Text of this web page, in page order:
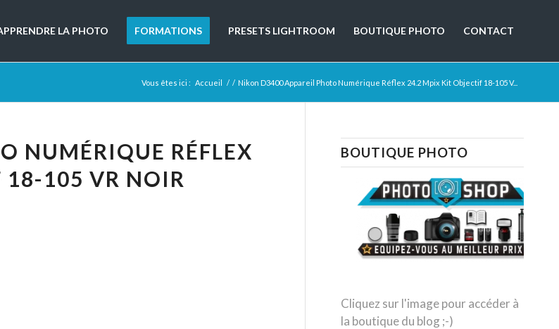
LA PHOTO FORMATIONS PRESETS LIGHTROOM BOUTIQUE PHOTO CONTACT
Vous êtes ici : Accueil / / Nikon D3400 Appareil Photo Numérique Réflex 24.2 Mpix Kit Objectif 18-105 V...
NUMÉRIQUE RÉFLEX
105 VR NOIR
BOUTIQUE PHOTO
Cliquez sur l'image pour accéder à
la boutique du blog ;-)